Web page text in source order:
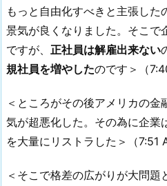
もっと自由化すべきと主張した
景気が良くなりました。そこで
ですが、 正社員は解雇出来ない
規社員を増やしたのです＞（
＜ところがその後アメリカの
気が超悪化した。その為に企業
を大量にリストラした＞（7:51
＜そこで格差の広がりが大問題